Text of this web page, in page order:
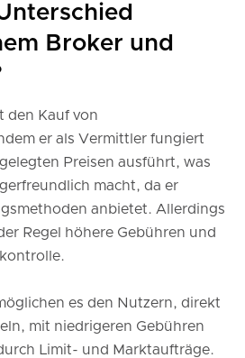
Broker und
den Kauf von
er als Vermittler fungiert
Preisen ausführt, was
macht, da er
anbietet. Allerdings
Regel höhere Gebühren und
es den Nutzern, direkt
mit niedrigeren Gebühren
Limit- und Marktaufträge.